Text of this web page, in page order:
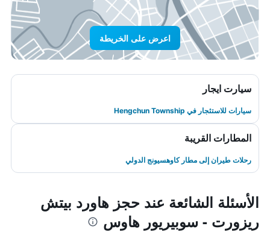
اعرض على الخريطة
سيارت ايجار
سيارات للاستئجار في Hengchun Township
المطارات القريبة
رحلات طيران إلى مطار كاوهسيونج الدولي
الأسئلة الشائعة عند حجز هاورد بيتش
ريزورت - سوبيريور هاوس